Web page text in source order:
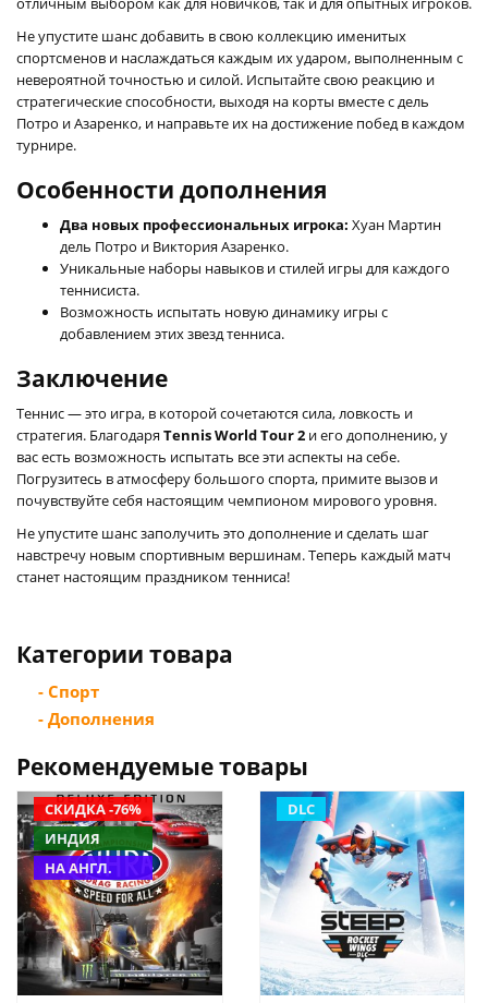
Не упустите шанс добавить в свою коллекцию именитых
спортсменов и наслаждаться каждым их ударом, выполненным с
невероятной точностью и силой. Испытайте свою реакцию и
стратегические способности, выходя на корты вместе с дель
Потро и Азаренко, и направьте их на достижение побед в каждом
турнире.
Особенности дополнения
Два новых профессиональных игрока: Хуан Мартин
дель Потро и Виктория Азаренко.
Уникальные наборы навыков и стилей игры для каждого
теннисиста.
Возможность испытать новую динамику игры с
добавлением этих звезд тенниса.
Заключение
Теннис — это игра, в которой сочетаются сила, ловкость и
стратегия. Благодаря Tennis World Tour 2 и его дополнению, у
вас есть возможность испытать все эти аспекты на себе.
Погрузитесь в атмосферу большого спорта, примите вызов и
почувствуйте себя настоящим чемпионом мирового уровня.
Не упустите шанс заполучить это дополнение и сделать шаг
навстречу новым спортивным вершинам. Теперь каждый матч
станет настоящим праздником тенниса!
Категории товара
- Спорт
- Дополнения
Рекомендуемые товары
СКИДКА -76%
ИНДИЯ
НА АНГЛ.
DLC